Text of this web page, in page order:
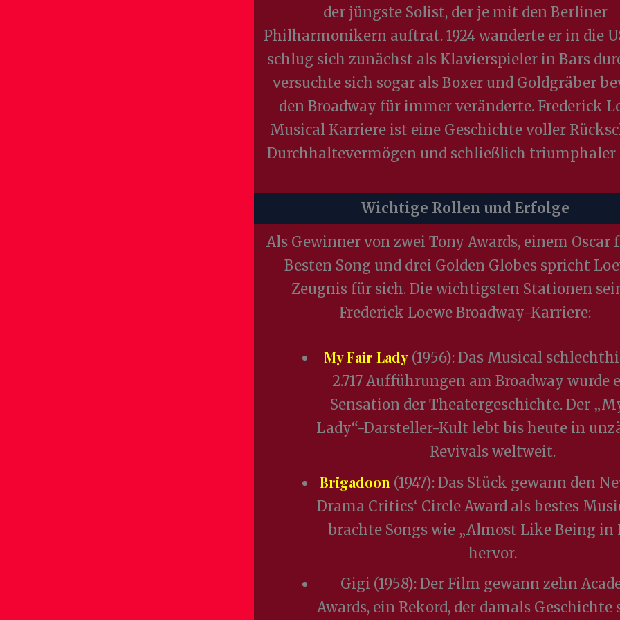
der jüngste Solist, der je mit den Berliner
Philharmonikern auftrat. 1924 wanderte er in die
schlug sich zunächst als Klavierspieler in Bars
versuchte sich sogar als Boxer und Goldgräber
den Broadway für immer veränderte. Frederick
Musical Karriere ist eine Geschichte voller
Durchhaltevermögen und schließlich triumphaler
Wichtige Rollen und Erfolge
Als Gewinner von zwei Tony Awards, einem Oscar
Besten Song und drei Golden Globes spricht
Zeugnis für sich. Die wichtigsten Stationen
Frederick Loewe Broadway-Karriere:
My Fair Lady (1956): Das Musical
2.717 Aufführungen am Broadway wurde
Sensation der Theatergeschichte. Der
Lady“-Darsteller-Kult lebt bis heute in
Revivals weltweit.
Brigadoon(1947): Das Stück gewann den
Drama Critics‘ Circle Award als bestes
brachte Songs wie „Almost Like Being in
hervor.
Gigi (1958): Der Film gewann zehn
Awards, ein Rekord, der damals Geschichte